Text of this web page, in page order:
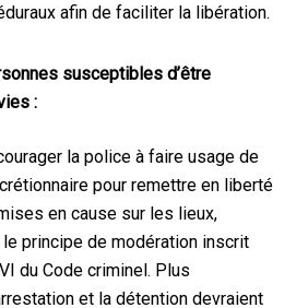
afin de faciliter la libération.
susceptibles d’être
:
la police à faire usage de
pour remettre en liberté
en cause sur les lieux,
principe de modération inscrit
du Code criminel. Plus
et la détention devraient